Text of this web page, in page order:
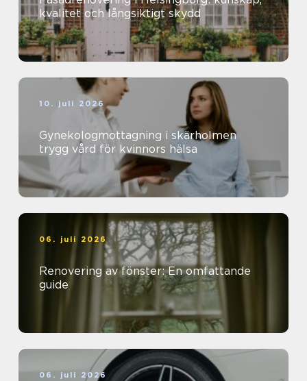
kvalitet och långsiktigt skydd
10. juli 2026
Gynekologmottagning i skärholmen
trygg vård för kvinnors hälsa
06. juli 2026
Renovering av fönster: En omfattande
guide
06. juli 2026